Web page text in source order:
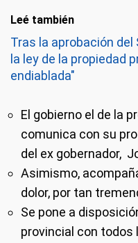
Leé también
Tras la aprobación del
la ley de la propiedad
endiablada"
El gobierno el de la
comunica con su
del ex gobernador,
Asimismo,
dolor, por tan
Se pone a
provincial con todos